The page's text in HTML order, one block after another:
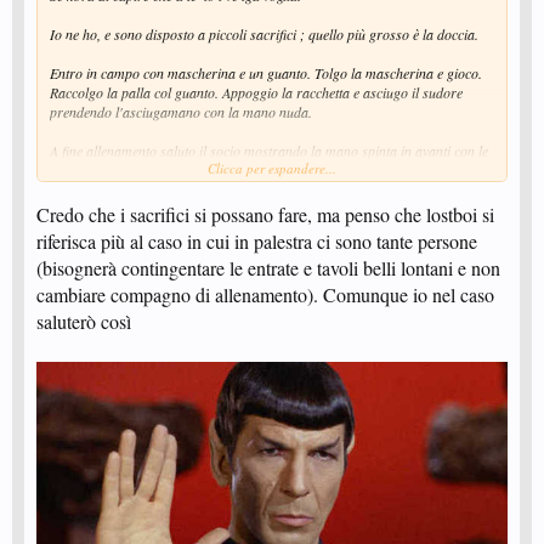
Io ne ho, e sono disposto a piccoli sacrifici ; quello più grosso è la doccia.
Entro in campo con mascherina e un guanto. Tolgo la mascherina e gioco.
Raccolgo la palla col guanto. Appoggio la racchetta e asciugo il sudore
prendendo l'asciugamano con la mano nuda.
A fine allenamento saluto il socio mostrando la mano spinta in avanti con le
dita aperte "gimme (a virtual) five!".Clicca per espandere...
Credo che i sacrifici si possano fare, ma penso che lostboi si
riferisca più al caso in cui in palestra ci sono tante persone
(bisognerà contingentare le entrate e tavoli belli lontani e non
cambiare compagno di allenamento). Comunque io nel caso
saluterò così